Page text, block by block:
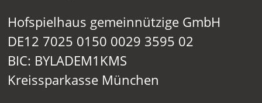
Hofspielhaus gemeinnützige GmbH
DE12 7025 0150 0029 3595 02
BIC: BYLADEM1KMS
Kreissparkasse München